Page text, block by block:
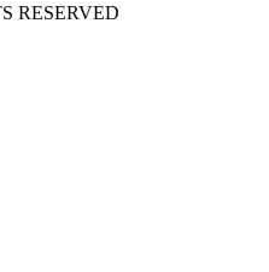
RESERVED